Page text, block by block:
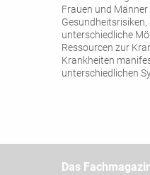
Frauen und
Gesundheitsrisiken,
unterschiedliche
Ressourcen zur
Krankheiten
unterschiedlichen
Das